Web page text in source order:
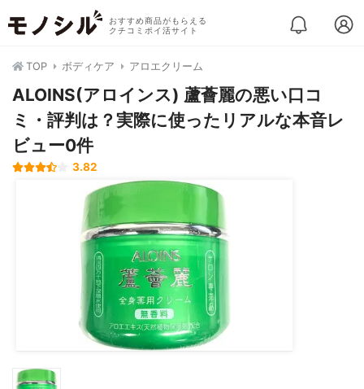
おすすめ商品がもらえる
クチコミポイ活サイト
TOP ボディケア アロエクリーム
ALOINS(アロインス) 蘆薈麗の悪い口コ
ミ・評判は？実際に使ったリアルな本音レ
ビュー0件
3.82